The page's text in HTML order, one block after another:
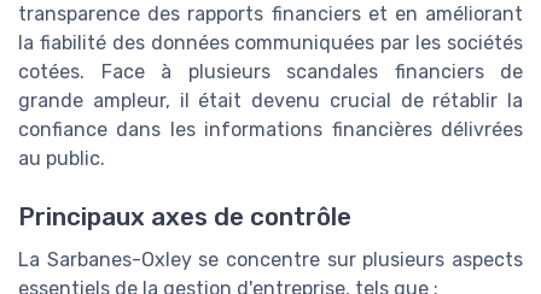
transparence des rapports financiers et en améliorant
la fiabilité des données communiquées par les sociétés
cotées. Face à plusieurs scandales financiers de
grande ampleur, il était devenu crucial de rétablir la
confiance dans les informations financières délivrées
au public.
Principaux axes de contrôle
La Sarbanes-Oxley se concentre sur plusieurs aspects
essentiels de la gestion d'entreprise, tels que :